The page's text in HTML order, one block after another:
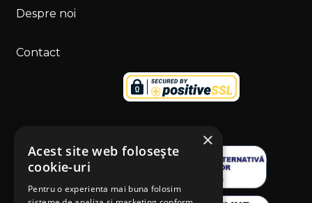
Despre noi
Contact
×
Acest site web folosește
cookie-uri
Pentru o experienta mai buna folosim